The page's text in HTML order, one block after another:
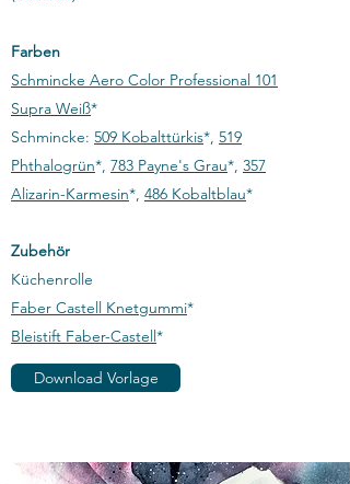
Farben
Schmincke Aero Color Professional 101
Supra Weiß*
Schmincke: 509 Kobalttürkis*, 519
Phthalogrün*, 783 Payne's Grau*, 357
Alizarin-Karmesin*, 486 Kobaltblau*​
Zubehör
Küchenrolle
Faber Castell Knetgummi*
Bleistift Faber-Castell*​
Download Vorlage